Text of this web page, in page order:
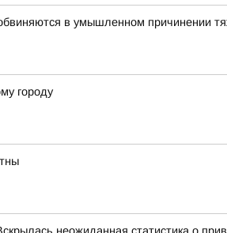
в умышленном причинении
городу